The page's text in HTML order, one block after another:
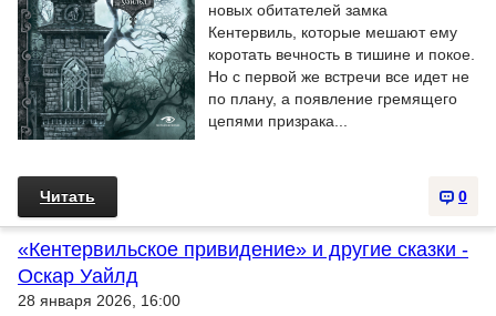
новых обитателей замка
Кентервиль, которые мешают ему
коротать вечность в тишине и покое.
Но с первой же встречи все идет не
по плану, а появление гремящего
цепями призрака...
0
Читать
«Кентервильское привидение» и другие сказки -
Оскар Уайлд
28 января 2026, 16:00